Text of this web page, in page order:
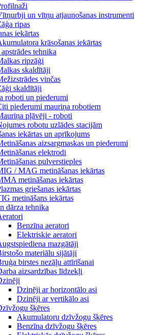
un vītņu atjaunošanas instrumenti
ripas
iekārtas
krāsošanas iekārtas
tehnika
ripzāģi
skaldītāji
vinčas
skaldītāji
roboti un piederumi
piederumi mauriņa robotiem
pļāvēji - roboti
robotu uzlādes stacijām
iekārtas un aprīkojums
aizsargmaskas un piederumi
elektrodi
pulverstieples
/ MAG metināšanas iekārtas
metināšanas iekārtas
griešanas iekārtas
metināšans iekārtas
dārza tehnika
Benzīna aeratori
Elektriskie aeratori
mazgātāji
materiālu sijātāji
birstes nezāļu attīrīšanai
aizsardzības līdzekļi
Dzinēji ar horizontālo asi
Dzinēji ar vertikālo asi
šķēres
Akumulatoru dzīvžogu šķēres
Benzīna dzīvžogu šķēres